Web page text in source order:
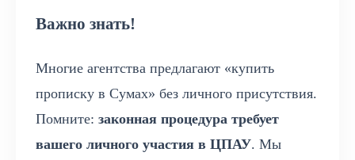
Важно знать!
Многие агентства предлагают «купить
прописку в Сумах» без личного присутствия.
Помните: законная процедура требует
вашего личного участия в ЦПАУ. Мы